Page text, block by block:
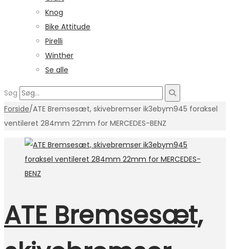
Knog
Bike Attitude
Pirelli
Winther
Se alle
Søg
Forside/ATE Bremsesæt, skivebremser ik3ebym945 foraksel
ventileret 284mm 22mm for MERCEDES-BENZ
ATE Bremsesæt,